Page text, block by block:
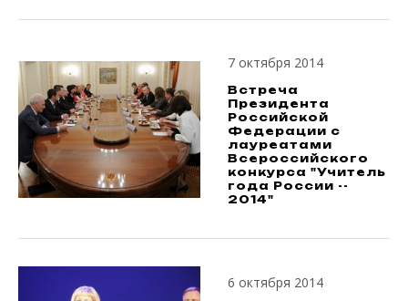
7 октября 2014
Встреча
Президента
Российской
Федерации с
лауреатами
Всероссийского
конкурса "Учитель
года России --
2014"
6 октября 2014